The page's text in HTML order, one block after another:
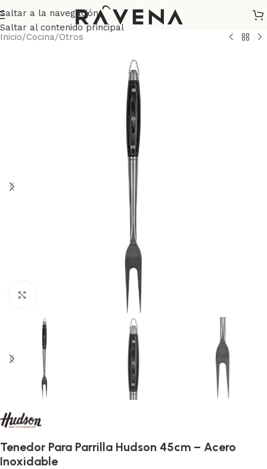
Saltar a la navegación
Saltar al contenido principal
Inicio/Cocina/Otros
Tenedor Para Parrilla Hudson 45cm – Acero
Inoxidable